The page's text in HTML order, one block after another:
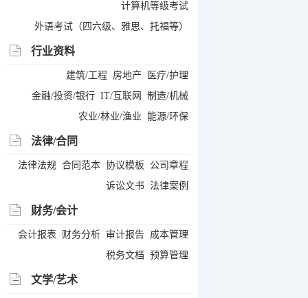
计算机等级考试
外语考试（四六级、雅思、托福等）
行业资料
建筑/工程 房地产
医疗/护理
金融/投资/银行 IT/互联网
制造/机械
农业/林业/渔业
能源/环保
法律/合同
法律法规 合同范本 协议模板
公司章程
诉讼文书 法律案例
财务/会计
会计报表 财务分析 审计报告 成本管理
税务文档 预算管理
文学/艺术